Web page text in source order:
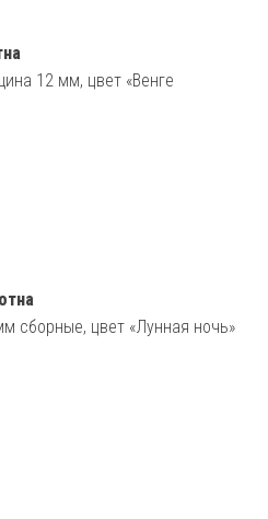
12 мм, цвет «Венге
сборные, цвет «Лунная ночь»